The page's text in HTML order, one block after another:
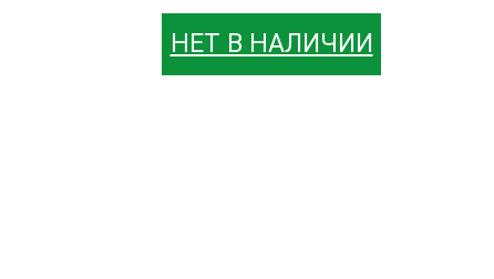
НЕТ В НАЛИЧИИ